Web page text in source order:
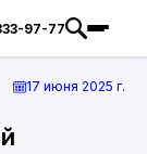
97-77
17 июня 2025 г.